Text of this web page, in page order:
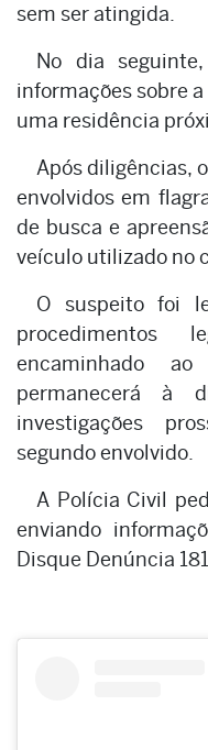
sem ser atingida.
No dia
informações sobre
uma residência
Após diligências,
envolvidos em
de busca e
veículo utilizado no
O suspeito foi
procedimentos
encaminhado
permanecerá à
investigações
segundo envolvido.
A Polícia Civil
enviando
Disque Denúncia 181.